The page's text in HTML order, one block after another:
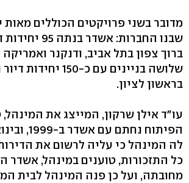
מדובר בשני פרויקטים הכוללים מאות
שבנו החברות:
ברוך צפון בתל אביב, ודנקנר
שלושה בניינים עם כ-
בראשון לציון.
עו"ד אילן שרקון, המייצג את המינהל,
לה המינהל כי עליה לרשום את
כל התזכורות, טוענים במינהל, אשדר
מחובתה, ועל כן פנה המינהל לבית